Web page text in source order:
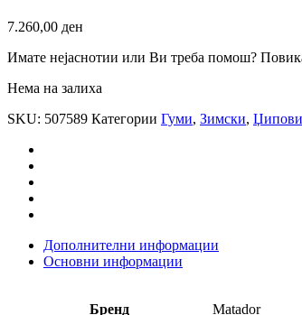
7.260,00 ден
Имате нејаснотии или Ви треба помош?
Нема на залиха
SKU: 507589 Категории Гуми, Зимски, Џипови
Дополнителни информации
Основни информации
Бренд Matador